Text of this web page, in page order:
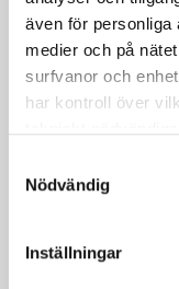
även för personliga
medier och på
surfvanor och
har kontroll över
länder utanför EU
att godkänna
Nödvändig
Inställningar
17MY 2000M
Transparent
Kampanj